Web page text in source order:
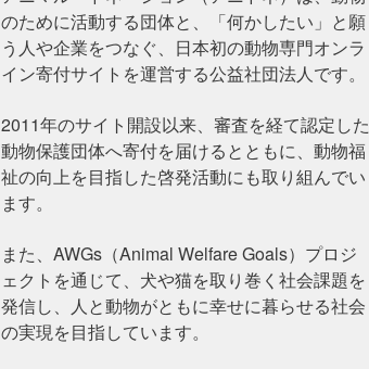
のために活動する団体と、「何かしたい」と願
う人や企業をつなぐ、日本初の動物専門オンラ
イン寄付サイトを運営する公益社団法人です。
2011年のサイト開設以来、審査を経て認定した
動物保護団体へ寄付を届けるとともに、動物福
祉の向上を目指した啓発活動にも取り組んでい
ます。
また、AWGs（Animal Welfare Goals）プロジ
ェクトを通じて、犬や猫を取り巻く社会課題を
発信し、人と動物がともに幸せに暮らせる社会
の実現を目指しています。